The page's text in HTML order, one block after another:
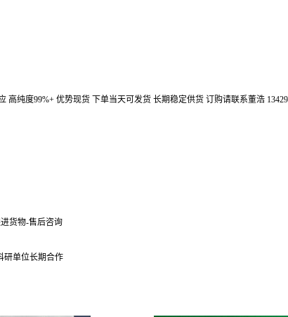
纯度99%+ 优势现货 下单当天可发货 长期稳定供货 订购请联系董浩
货物-售后咨询
研单位长期合作